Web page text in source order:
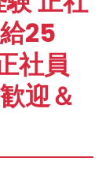
25
社員
迎＆